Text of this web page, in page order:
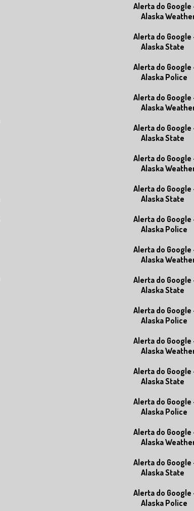
Alerta do Google
Alaska
Alerta do Google
Alaska State
Alerta do Google
Alaska Police
Alerta do Google
Alaska
Alerta do Google
Alaska State
Alerta do Google
Alaska
Alerta do Google
Alaska State
Alerta do Google
Alaska Police
Alerta do Google
Alaska
Alerta do Google
Alaska State
Alerta do Google
Alaska Police
Alerta do Google
Alaska
Alerta do Google
Alaska State
Alerta do Google
Alaska Police
Alerta do Google
Alaska
Alerta do Google
Alaska State
Alerta do Google
Alaska Police